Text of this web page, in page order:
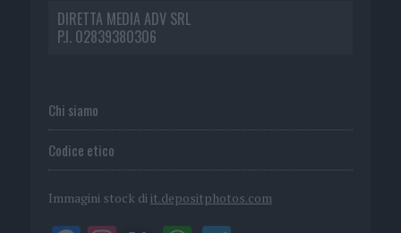
DIRETTA MEDIA ADV SRL
P.I. 02839380306
Chi siamo
Codice etico
Immagini stock di it.depositphotos.com